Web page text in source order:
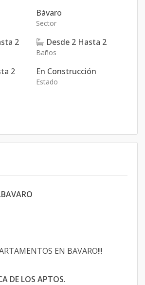
Bávaro
Sector
2 Desde 2 Hasta 2
Baños
2 En Construcción
Estado
EN BAVARO!!!
DE LOS APTOS.